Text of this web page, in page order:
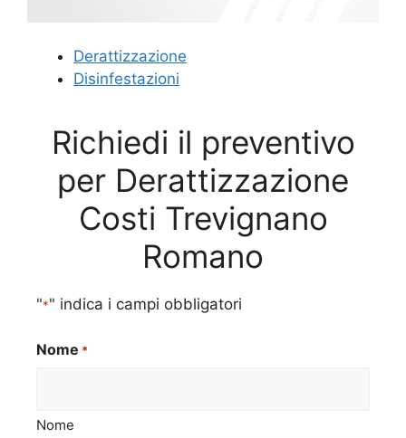
Derattizzazione
Disinfestazioni
Richiedi il preventivo
per Derattizzazione
Costi Trevignano
Romano
"*" indica i campi obbligatori
Nome *
Nome